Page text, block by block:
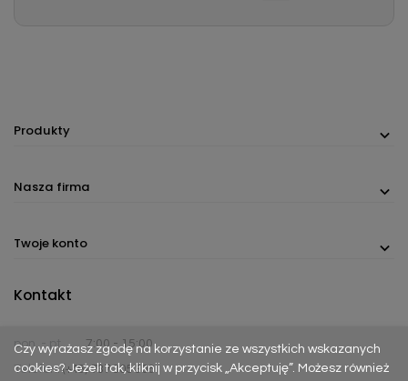
Produkty
Nasza firma
Twoje konto
Czy wyrażasz zgodę na korzystanie ze wszystkich wskazanych
cookies? Jeżeli tak, kliknij w przycisk „Akceptuję”. Możesz również
Kontakt
pon. - pt.
7:00 - 15:00
Telefon:(+48) 737 305 306